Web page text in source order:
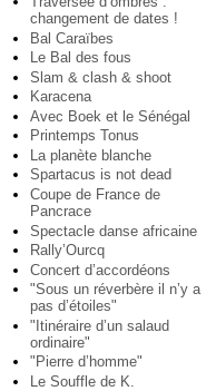
changement de dates !
Bal Caraïbes
Le Bal des fous
Slam & clash & shoot
Karacena
Avec Boek et le Sénégal
Printemps Tonus
La planète blanche
Spartacus is not dead
Coupe de France de
Pancrace
Spectacle danse africaine
Rally’Ourcq
Concert d’accordéons
"Sous un réverbère il n’y a
pas d’étoiles"
"Itinéraire d’un salaud
ordinaire"
"Pierre d’homme"
Le Souffle de K.